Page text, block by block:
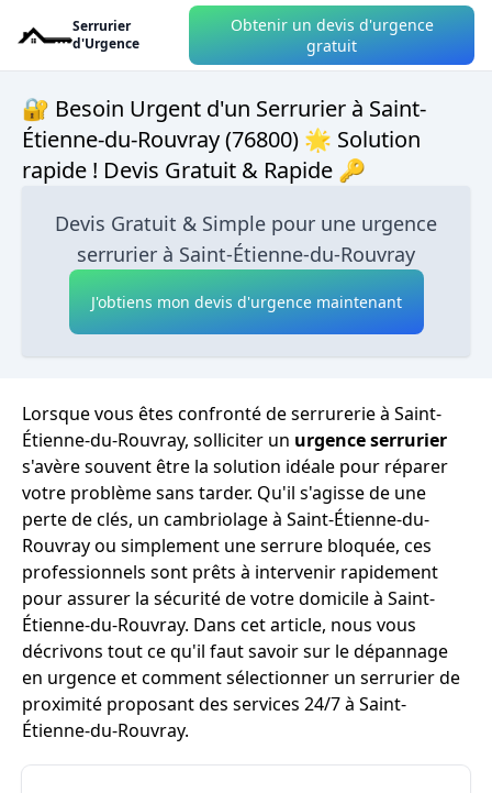
Serrurier
d'Urgence
Obtenir un devis d'urgence
gratuit
🔐 Besoin Urgent d'un Serrurier à Saint-
Étienne-du-Rouvray (76800) 🌟 Solution
rapide ! Devis Gratuit & Rapide 🔑
Devis Gratuit & Simple pour une urgence
serrurier à Saint-Étienne-du-Rouvray
J'obtiens mon devis d'urgence maintenant
Lorsque vous êtes confronté de serrurerie à Saint-
Étienne-du-Rouvray, solliciter un urgence serrurier
s'avère souvent être la solution idéale pour réparer
votre problème sans tarder. Qu'il s'agisse de une
perte de clés, un cambriolage à Saint-Étienne-du-
Rouvray ou simplement une serrure bloquée, ces
professionnels sont prêts à intervenir rapidement
pour assurer la sécurité de votre domicile à Saint-
Étienne-du-Rouvray. Dans cet article, nous vous
décrivons tout ce qu'il faut savoir sur le dépannage
en urgence et comment sélectionner un serrurier de
proximité proposant des services 24/7 à Saint-
Étienne-du-Rouvray.